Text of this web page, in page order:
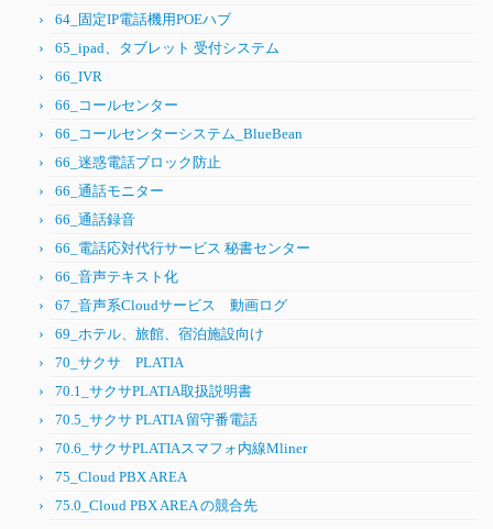
64_固定IP電話機用POEハブ
65_ipad、タブレット 受付システム
66_IVR
66_コールセンター
66_コールセンターシステム_BlueBean
66_迷惑電話ブロック防止
66_通話モニター
66_通話録音
66_電話応対代行サービス 秘書センター
66_音声テキスト化
67_音声系Cloudサービス 動画ログ
69_ホテル、旅館、宿泊施設向け
70_サクサ PLATIA
70.1_サクサPLATIA取扱説明書
70.5_サクサ PLATIA 留守番電話
70.6_サクサPLATIAスマフォ内線Mliner
75_Cloud PBX AREA
75.0_Cloud PBX AREA の競合先